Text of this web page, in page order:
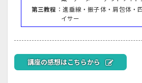
第三教程 ：進垂線・振子体・肩包体・
イサー
講座の感想はこちらから